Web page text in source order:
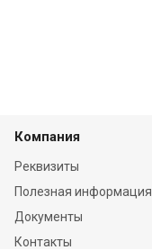
Компания
Реквизиты
Полезная информация
Документы
Контакты